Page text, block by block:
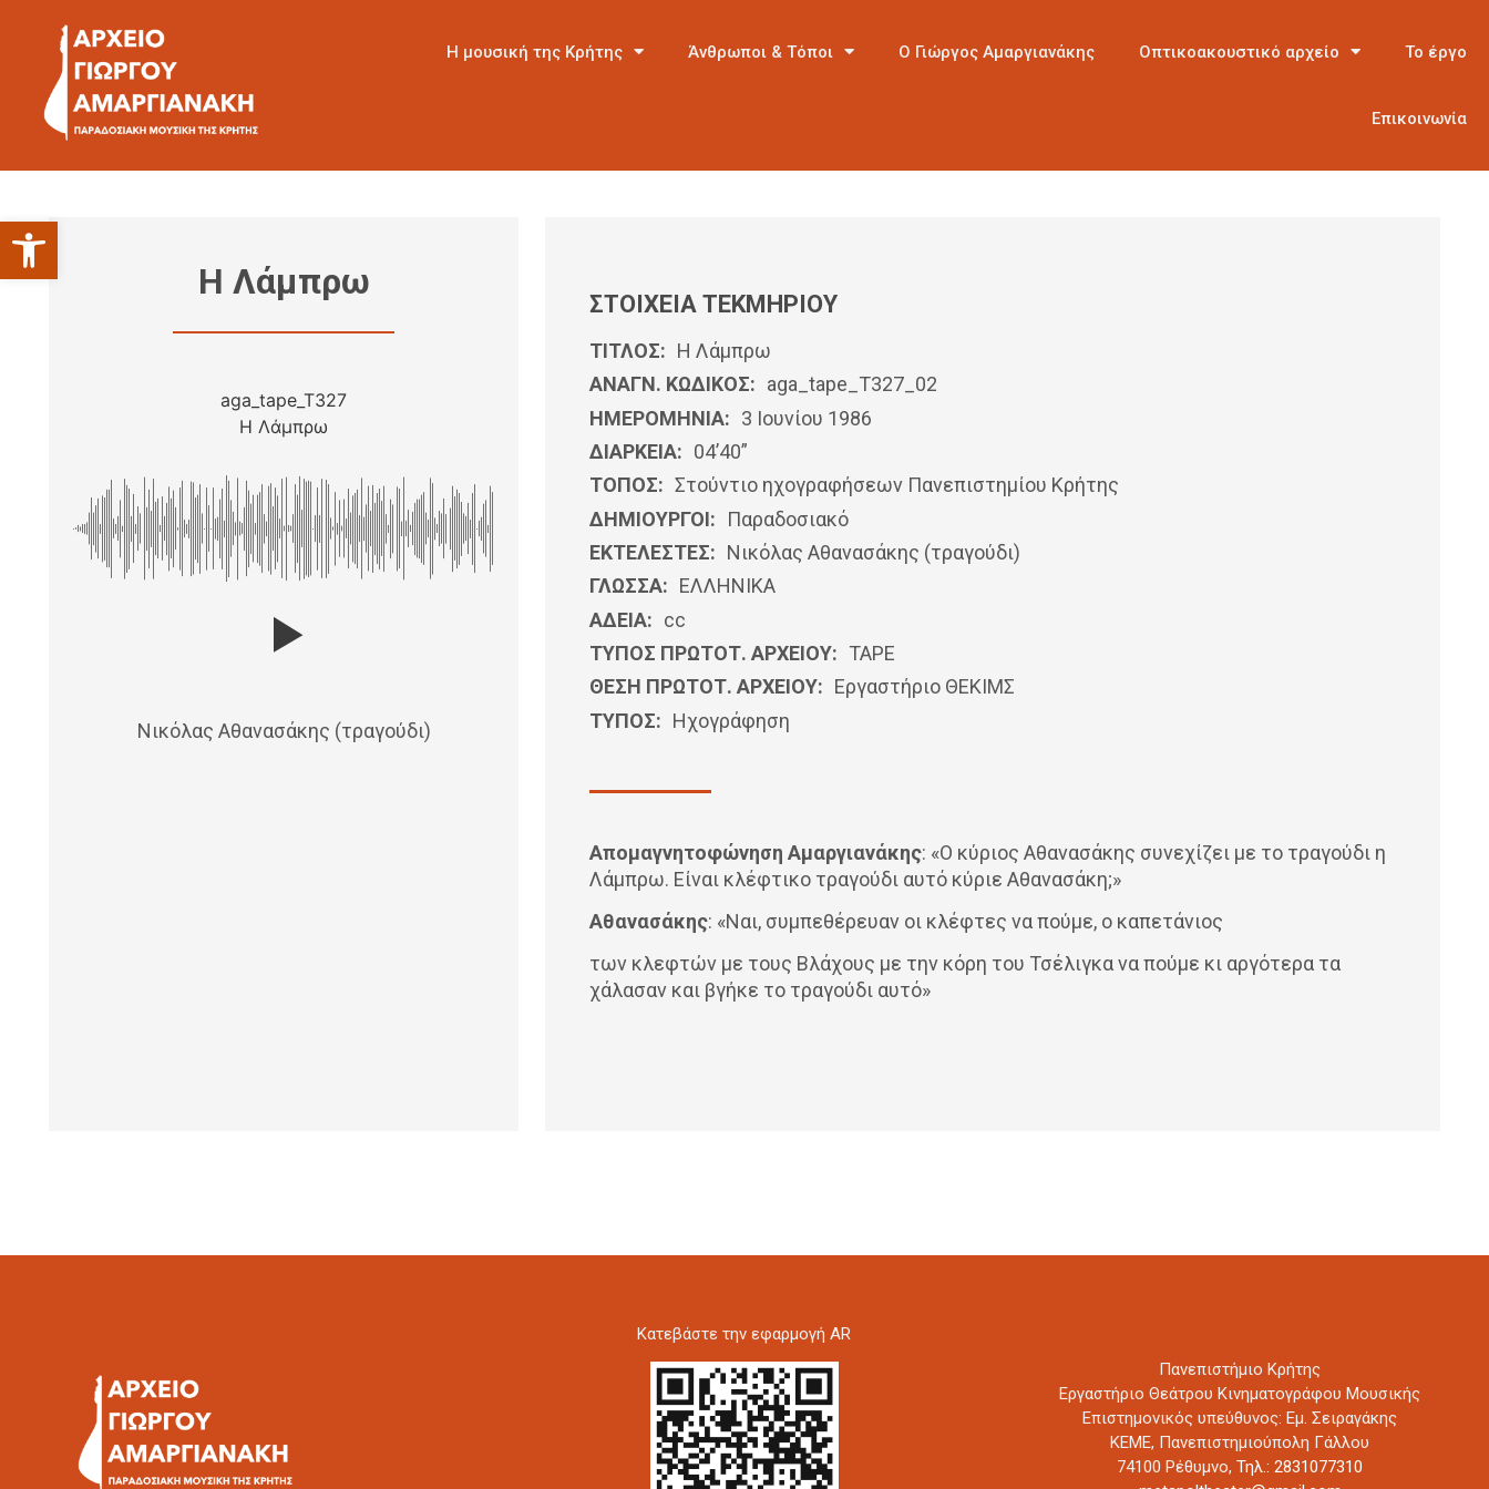
Ανοίξτε τη γραμμή εργαλείων
Η μουσική της Κρήτης Άνθρωποι & Τόποι Ο Γιώργος Αμαργιανάκης Οπτικοακουστικό αρχείο Το έργο
Επικοινωνία
Η Λάμπρω
aga_tape_T327
Η Λάμπρω
Νικόλας Αθανασάκης (τραγούδι)
ΣΤΟΙΧΕΙΑ ΤΕΚΜΗΡΙΟΥ
ΤΙΤΛΟΣ: Η Λάμπρω
ΑΝΑΓΝ. ΚΩΔΙΚΟΣ: aga_tape_T327_02
ΗΜΕΡΟΜΗΝΊΑ: 3 Ιουνίου 1986
ΔΙΑΡΚΕΙΑ: 04’40”
ΤΟΠΟΣ: Στούντιο ηχογραφήσεων Πανεπιστημίου Κρήτης
ΔΗΜΙΟΥΡΓΟΙ:
Παραδοσιακό
ΕΚΤΕΛΕΣΤΕΣ: Νικόλας Αθανασάκης (τραγούδι)
ΓΛΩΣΣΑ: ΕΛΛΗΝΙΚΆ
ΑΔΕΙΑ: cc
ΤΥΠΟΣ ΠΡΩΤΟΤ. ΑΡΧΕΙΟΥ: ΤΑΡΕ
ΘΕΣΗ ΠΡΩΤΟΤ. ΑΡΧΕΙΟΥ: Εργαστήριο ΘΕΚΙΜΣ
ΤΥΠΟΣ: Ηχογράφηση
Απομαγνητοφώνηση Αμαργιανάκης: «Ο κύριος Αθανασάκης συνεχίζει με το τραγούδι η
Λάμπρω. Είναι κλέφτικο τραγούδι αυτό κύριε Αθανασάκη;»
Αθανασάκης: «Ναι, συμπεθέρευαν οι κλέφτες να πούμε, ο καπετάνιος
των κλεφτών με τους Βλάχους με την κόρη του Τσέλιγκα να πούμε κι αργότερα τα
χάλασαν και βγήκε το τραγούδι αυτό»
Kατεβάστε την εφαρμογή AR
Πανεπιστήμιο Κρήτης
Εργαστήριο Θεάτρου Κινηματογράφου Μουσικής
Επιστημονικός υπεύθυνος: Εμ. Σειραγάκης
ΚΕΜΕ, Πανεπιστημιούπολη Γάλλου
74100 Ρέθυμνο,Τηλ.: 2831077310